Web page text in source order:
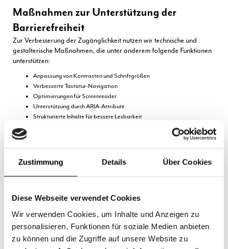
Zustimmung Details Über Cookies
Diese Webseite verwendet Cookies
Wir verwenden Cookies, um Inhalte und Anzeigen zu
personalisieren, Funktionen für soziale Medien anbieten
zu können und die Zugriffe auf unsere Website zu
Maßnahmen zur Unterstützung der
Barrierefreiheit
Zur Verbesserung der Zugänglichkeit nutzen wir technische und
gestalterische Maßnahmen, die unter anderem folgende Funktionen
unterstützen:
Anpassung von Kontrasten und Schriftgrößen
Verbesserte Tastatur-Navigation
Optimierungen für Screenreader
Unterstützung durch ARIA-Attribute
Strukturierte Inhalte für bessere Lesbarkeit
Diese Maßnahmen sollen sicherstellen, dass möglichst viele
Nutzerinnen und Nutzer unsere Website unabhängig von
Feedback und Kontakt
haben, freuen wir uns über Ihre Rückmeldung.
Kontakt:
Gerber GbR
Sophienstraße 21